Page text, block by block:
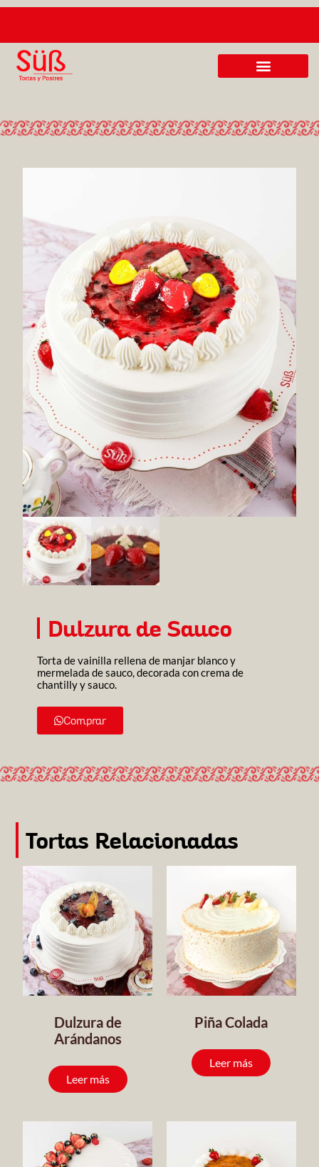
Dulzura de Sauco
Torta de vainilla rellena de manjar blanco y
mermelada de sauco, decorada con crema de
chantilly y sauco.
Comprar
Tortas Relacionadas
Dulzura de
Arándanos
Leer más
Piña Colada
Leer más